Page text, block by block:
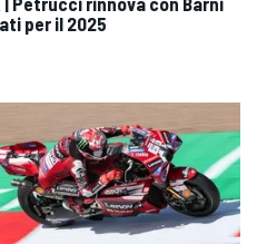
per il 2025